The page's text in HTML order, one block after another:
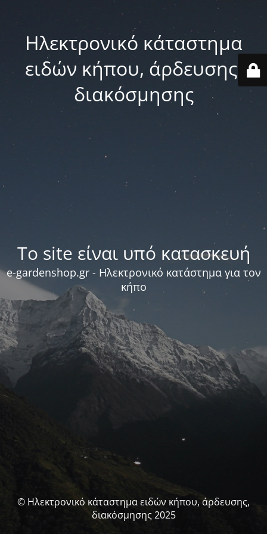
Ηλεκτρονικό κάταστημα
ειδών κήπου, άρδευσης,
διακόσμησης
Το site είναι υπό κατασκευή
e-gardenshop.gr - Ηλεκτρονικό κατάστημα για τον
κήπο
© Ηλεκτρονικό κάταστημα ειδών κήπου, άρδευσης,
διακόσμησης 2025